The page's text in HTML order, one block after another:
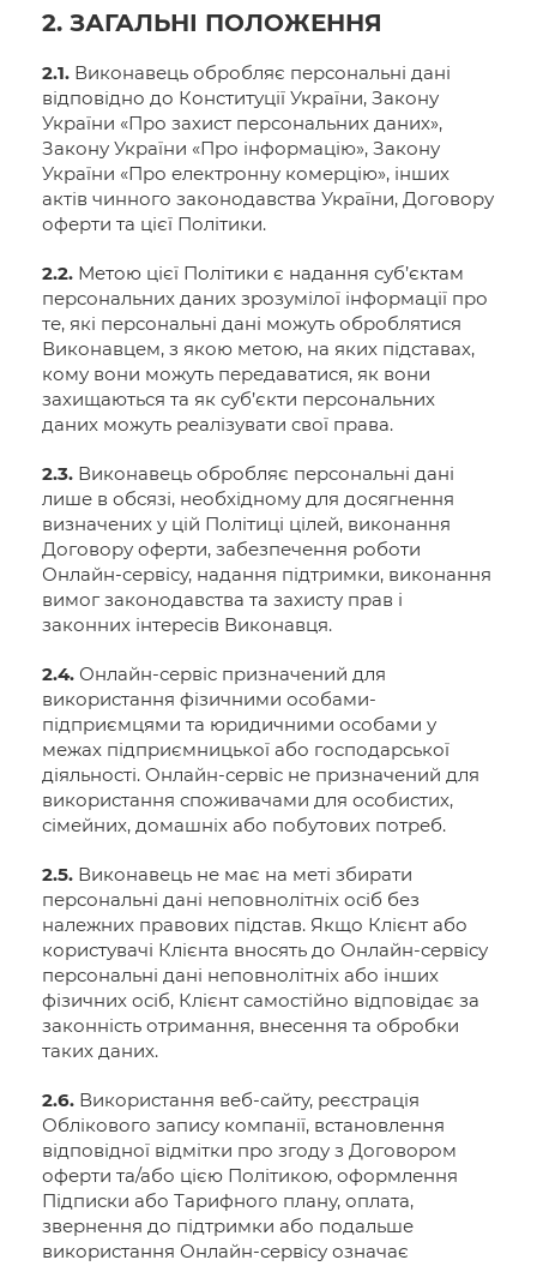
2. ЗАГАЛЬНІ ПОЛОЖЕННЯ
2.1. Виконавець обробляє персональні дані
відповідно до Конституції України, Закону
України «Про захист персональних даних»,
Закону України «Про інформацію», Закону
України «Про електронну комерцію», інших
актів чинного законодавства України, Договору
оферти та цієї Політики.
2.2. Метою цієї Політики є надання суб’єктам
персональних даних зрозумілої інформації про
те, які персональні дані можуть оброблятися
Виконавцем, з якою метою, на яких підставах,
кому вони можуть передаватися, як вони
захищаються та як суб’єкти персональних
даних можуть реалізувати свої права.
2.3. Виконавець обробляє персональні дані
лише в обсязі, необхідному для досягнення
визначених у цій Політиці цілей, виконання
Договору оферти, забезпечення роботи
Онлайн-сервісу, надання підтримки, виконання
вимог законодавства та захисту прав і
законних інтересів Виконавця.
2.4. Онлайн-сервіс призначений для
використання фізичними особами-
підприємцями та юридичними особами у
межах підприємницької або господарської
діяльності. Онлайн-сервіс не призначений для
використання споживачами для особистих,
сімейних, домашніх або побутових потреб.
2.5. Виконавець не має на меті збирати
персональні дані неповнолітніх осіб без
належних правових підстав. Якщо Клієнт або
користувачі Клієнта вносять до Онлайн-сервісу
персональні дані неповнолітніх або інших
фізичних осіб, Клієнт самостійно відповідає за
законність отримання, внесення та обробки
таких даних.
2.6. Використання веб-сайту, реєстрація
Облікового запису компанії, встановлення
відповідної відмітки про згоду з Договором
оферти та/або цією Політикою, оформлення
Підписки або Тарифного плану, оплата,
звернення до підтримки або подальше
використання Онлайн-сервісу означає